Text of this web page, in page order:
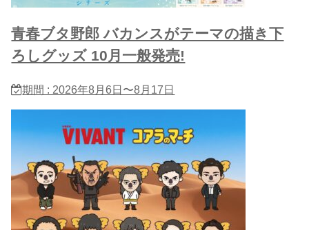
青春ブタ野郎 バカンスがテーマの描き下
ろしグッズ 10月一般発売!
期間 : 2026年8月6日〜8月17日